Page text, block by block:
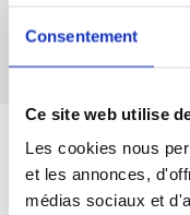
Consentement
Ce site web utilise
Les cookies nous
et les annonces,
médias sociaux et